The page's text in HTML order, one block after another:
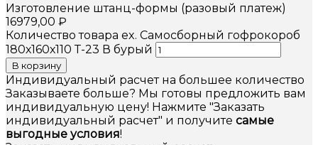
Изготовление штанц-формы (разовый платеж)
16979,00 ₽
Количество товара ex. Самосборный гофрокороб
180х160х110 Т-23 В бурый
В корзину
Индивидуальный расчет на большее количество
Заказываете больше? Мы готовы предложить вам
индивидуальную цену! Нажмите "Заказать
индивидуальный расчет" и получите самые
выгодные условия!